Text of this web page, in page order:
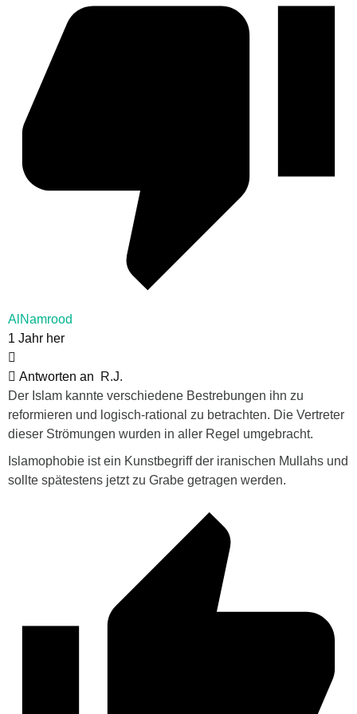
AlNamrood
1 Jahr her
Antworten an
R.J.
Der Islam kannte verschiedene Bestrebungen ihn zu
reformieren und logisch-rational zu betrachten. Die Vertreter
dieser Strömungen wurden in aller Regel umgebracht.
Islamophobie ist ein Kunstbegriff der iranischen Mullahs und
sollte spätestens jetzt zu Grabe getragen werden.